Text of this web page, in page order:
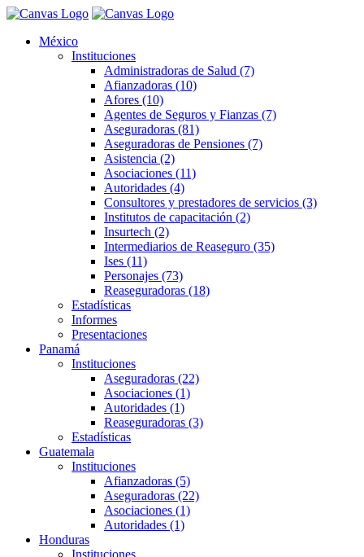
México
Instituciones
Administradoras de Salud (7)
Afianzadoras (10)
Afores (10)
Agentes de Seguros y Fianzas (7)
Aseguradoras (81)
Aseguradoras de Pensiones (7)
Asistencia (2)
Asociaciones (11)
Autoridades (4)
Consultores y prestadores de servicios (3)
Institutos de capacitación (2)
Insurtech (2)
Intermediarios de Reaseguro (35)
Ises (11)
Personajes (73)
Reaseguradoras (18)
Estadísticas
Informes
Presentaciones
Panamá
Instituciones
Aseguradoras (22)
Asociaciones (1)
Autoridades (1)
Reaseguradoras (3)
Estadísticas
Guatemala
Instituciones
Afianzadoras (5)
Aseguradoras (22)
Asociaciones (1)
Autoridades (1)
Honduras
Instituciones